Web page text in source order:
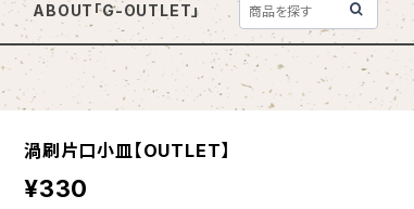
ABOUT「G-OUTLET」
渦刷片口小皿【OUTLET】
¥330